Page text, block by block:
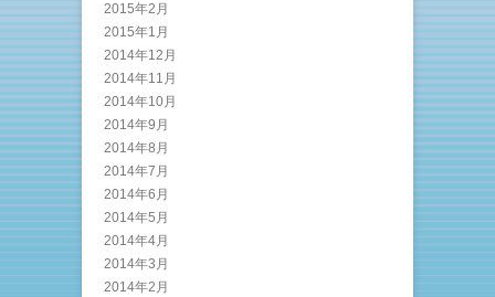
2015年2月
2015年1月
2014年12月
2014年11月
2014年10月
2014年9月
2014年8月
2014年7月
2014年6月
2014年5月
2014年4月
2014年3月
2014年2月